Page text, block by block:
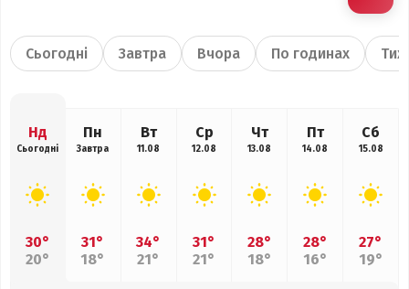
Сьогодні Завтра Вчора По годинах
Нд
Сьогодні
30°
20°
Пн
Завтра
31°
18°
Вт
11.08
34°
21°
Ср
12.08
31°
21°
Чт
13.08
28°
18°
Пт
14.08
28°
16°
Сб
15.08
27°
19°